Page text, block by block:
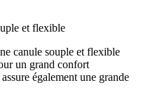
et flexible
canule souple et flexible
un grand confort
également une grande